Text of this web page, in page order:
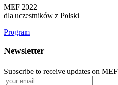
MEF 2022
dla uczestników z Polski
Program
Newsletter
Subscribe to receive updates on MEF